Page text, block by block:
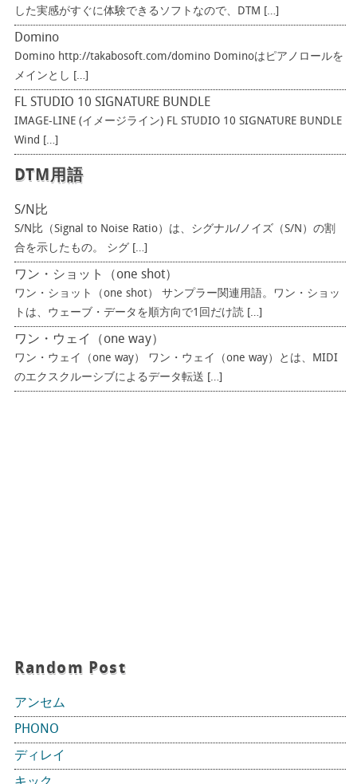
した実感がすぐに体験できるソフトなので、DTM […]
Domino
Domino http://takabosoft.com/domino Dominoはピアノロールを
メインとし […]
FL STUDIO 10 SIGNATURE BUNDLE
IMAGE-LINE (イメージライン) FL STUDIO 10 SIGNATURE BUNDLE
Wind […]
DTM用語
S/N比
S/N比（Signal to Noise Ratio）は、シグナル/ノイズ（S/N）の割
合を示したもの。 シグ […]
ワン・ショット（one shot）
ワン・ショット（one shot） サンプラー関連用語。ワン・ショッ
トは、ウェーブ・データを順方向で1回だけ読 […]
ワン・ウェイ（one way）
ワン・ウェイ（one way） ワン・ウェイ（one way）とは、MIDI
のエクスクルーシブによるデータ転送 […]
Random Post
アンセム
PHONO
ディレイ